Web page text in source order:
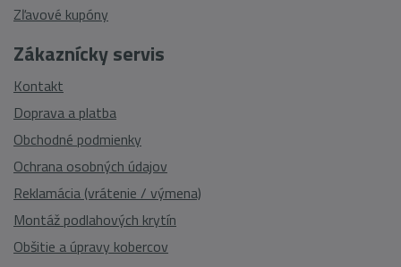
Zákaznícky servis
Kontakt
Doprava a platba
Obchodné podmienky
Ochrana osobných údajov
Reklamácia (vrátenie / výmena)
Montáž podlahových krytín
Obšitie a úpravy kobercov
Zľavové kupóny